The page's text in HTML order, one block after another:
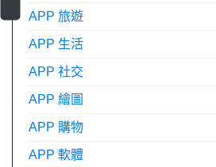
APP 旅遊
APP 生活
APP 社交
APP 繪圖
APP 購物
APP 軟體